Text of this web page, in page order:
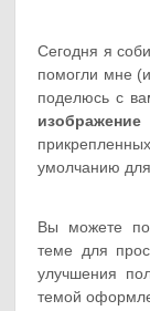
Сегодня я
помогли мне
поделюсь с
изображение
умолчанию для
Вы можете
теме для
улучшения
темой